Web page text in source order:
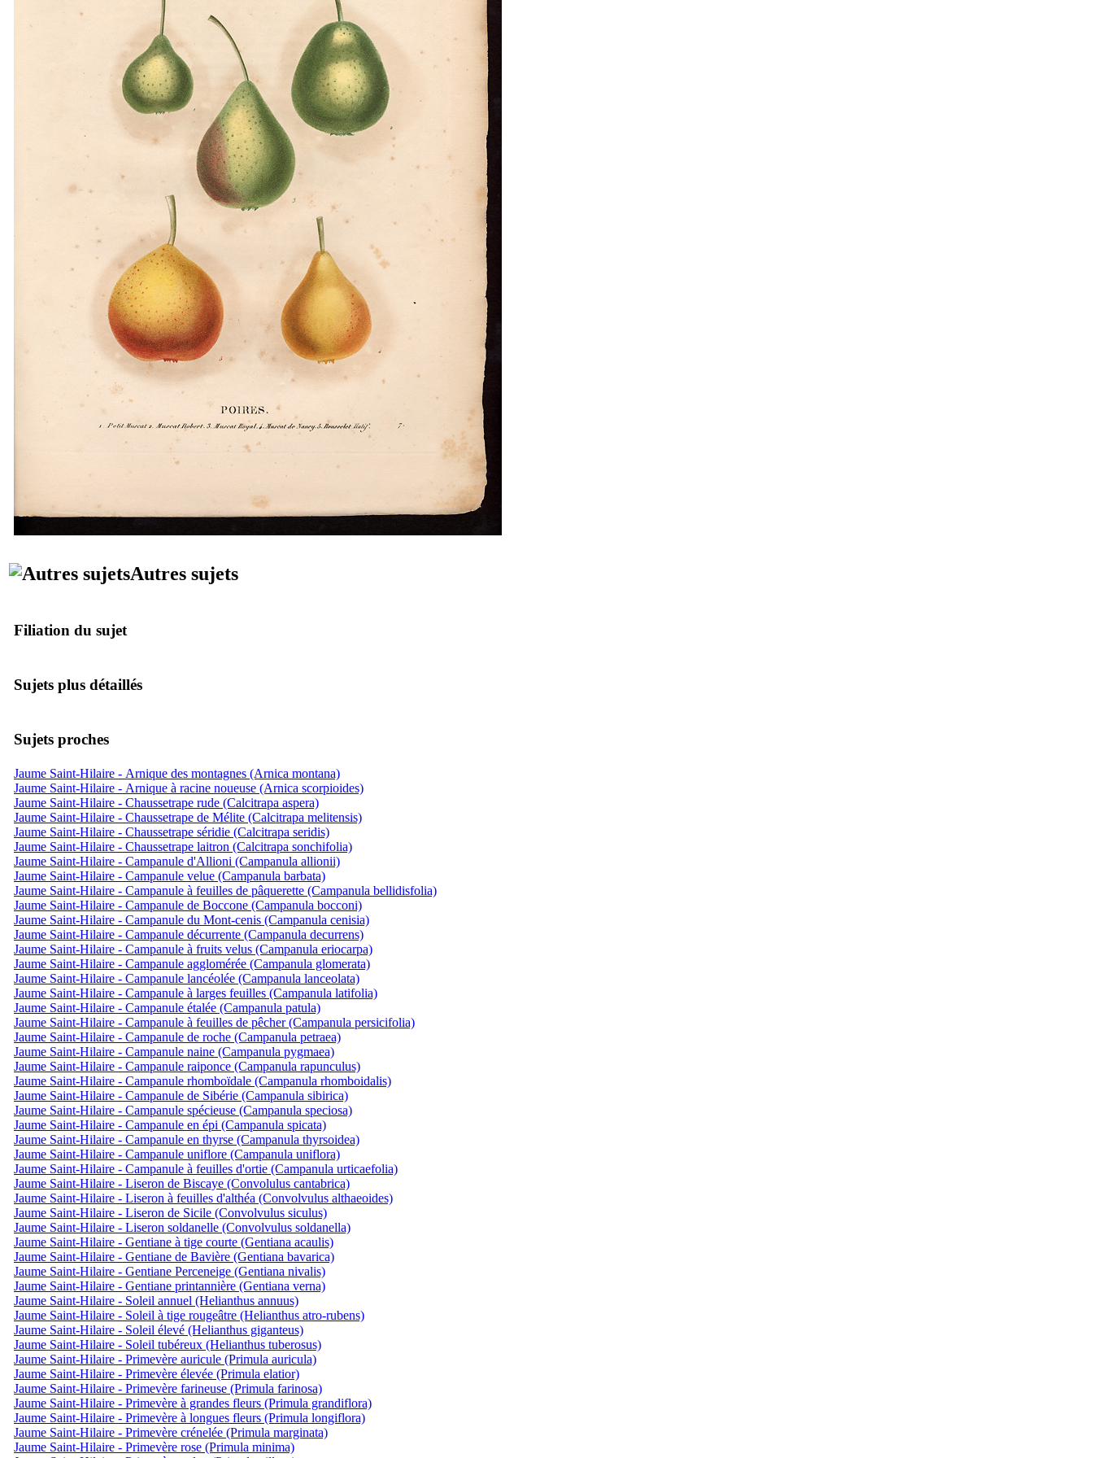
Autres sujets
Filiation du sujet
Sujets plus détaillés
Sujets proches
Jaume Saint-Hilaire - Arnique des montagnes (Arnica montana)
Jaume Saint-Hilaire - Arnique à racine noueuse (Arnica scorpioides)
Jaume Saint-Hilaire - Chaussetrape rude (Calcitrapa aspera)
Jaume Saint-Hilaire - Chaussetrape de Mélite (Calcitrapa melitensis)
Jaume Saint-Hilaire - Chaussetrape séridie (Calcitrapa seridis)
Jaume Saint-Hilaire - Chaussetrape laitron (Calcitrapa sonchifolia)
Jaume Saint-Hilaire - Campanule d'Allioni (Campanula allionii)
Jaume Saint-Hilaire - Campanule velue (Campanula barbata)
Jaume Saint-Hilaire - Campanule à feuilles de pâquerette (Campanula bellidisfolia)
Jaume Saint-Hilaire - Campanule de Boccone (Campanula bocconi)
Jaume Saint-Hilaire - Campanule du Mont-cenis (Campanula cenisia)
Jaume Saint-Hilaire - Campanule décurrente (Campanula decurrens)
Jaume Saint-Hilaire - Campanule à fruits velus (Campanula eriocarpa)
Jaume Saint-Hilaire - Campanule agglomérée (Campanula glomerata)
Jaume Saint-Hilaire - Campanule lancéolée (Campanula lanceolata)
Jaume Saint-Hilaire - Campanule à larges feuilles (Campanula latifolia)
Jaume Saint-Hilaire - Campanule étalée (Campanula patula)
Jaume Saint-Hilaire - Campanule à feuilles de pêcher (Campanula persicifolia)
Jaume Saint-Hilaire - Campanule de roche (Campanula petraea)
Jaume Saint-Hilaire - Campanule naine (Campanula pygmaea)
Jaume Saint-Hilaire - Campanule raiponce (Campanula rapunculus)
Jaume Saint-Hilaire - Campanule rhomboïdale (Campanula rhomboidalis)
Jaume Saint-Hilaire - Campanule de Sibérie (Campanula sibirica)
Jaume Saint-Hilaire - Campanule spécieuse (Campanula speciosa)
Jaume Saint-Hilaire - Campanule en épi (Campanula spicata)
Jaume Saint-Hilaire - Campanule en thyrse (Campanula thyrsoidea)
Jaume Saint-Hilaire - Campanule uniflore (Campanula uniflora)
Jaume Saint-Hilaire - Campanule à feuilles d'ortie (Campanula urticaefolia)
Jaume Saint-Hilaire - Liseron de Biscaye (Convolulus cantabrica)
Jaume Saint-Hilaire - Liseron à feuilles d'althéa (Convolvulus althaeoides)
Jaume Saint-Hilaire - Liseron de Sicile (Convolvulus siculus)
Jaume Saint-Hilaire - Liseron soldanelle (Convolvulus soldanella)
Jaume Saint-Hilaire - Gentiane à tige courte (Gentiana acaulis)
Jaume Saint-Hilaire - Gentiane de Bavière (Gentiana bavarica)
Jaume Saint-Hilaire - Gentiane Perceneige (Gentiana nivalis)
Jaume Saint-Hilaire - Gentiane printannière (Gentiana verna)
Jaume Saint-Hilaire - Soleil annuel (Helianthus annuus)
Jaume Saint-Hilaire - Soleil à tige rougeâtre (Helianthus atro-rubens)
Jaume Saint-Hilaire - Soleil élevé (Helianthus giganteus)
Jaume Saint-Hilaire - Soleil tubéreux (Helianthus tuberosus)
Jaume Saint-Hilaire - Primevère auricule (Primula auricula)
Jaume Saint-Hilaire - Primevère élevée (Primula elatior)
Jaume Saint-Hilaire - Primevère farineuse (Primula farinosa)
Jaume Saint-Hilaire - Primevère à grandes fleurs (Primula grandiflora)
Jaume Saint-Hilaire - Primevère à longues fleurs (Primula longiflora)
Jaume Saint-Hilaire - Primevère crénelée (Primula marginata)
Jaume Saint-Hilaire - Primevère rose (Primula minima)